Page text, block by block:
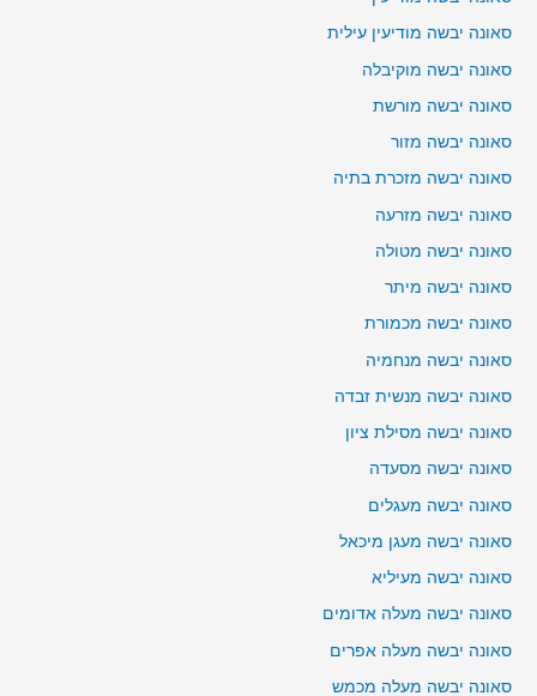
סאונה יבשה מודיעין עילית
סאונה יבשה מוקיבלה
סאונה יבשה מורשת
סאונה יבשה מזור
סאונה יבשה מזכרת בתיה
סאונה יבשה מזרעה
סאונה יבשה מטולה
סאונה יבשה מיתר
סאונה יבשה מכמורת
סאונה יבשה מנחמיה
סאונה יבשה מנשית זבדה
סאונה יבשה מסילת ציון
סאונה יבשה מסעדה
סאונה יבשה מעגלים
סאונה יבשה מעגן מיכאל
סאונה יבשה מעיליא
סאונה יבשה מעלה אדומים
סאונה יבשה מעלה אפרים
סאונה יבשה מעלה מכמש